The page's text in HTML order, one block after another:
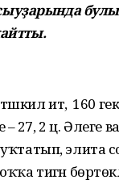
итә, ә 160
27, 2 ц. Әлеге
элита
тигән